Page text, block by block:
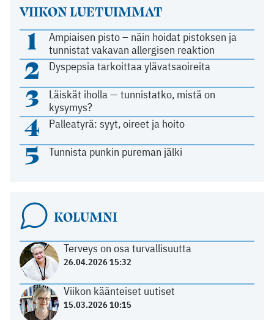
VIIKON LUETUIMMAT
1
Ampiaisen pisto – näin hoidat pistoksen ja
tunnistat vakavan allergisen reaktion
2 Dyspepsia tarkoittaa ylävatsaoireita
3
Läiskät iholla — tunnistatko, mistä on
kysymys?
4 Palleatyrä: syyt, oireet ja hoito
5 Tunnista punkin pureman jälki
KOLUMNI
Terveys on osa turvallisuutta
26.04.2026 15:32
Viikon käänteiset uutiset
15.03.2026 10:15